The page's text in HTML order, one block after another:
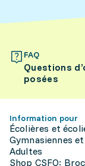
FAQ
Questions
posées
Information pour
Écolières et
Gymnasiennes
Adultes
Shop CSFO: